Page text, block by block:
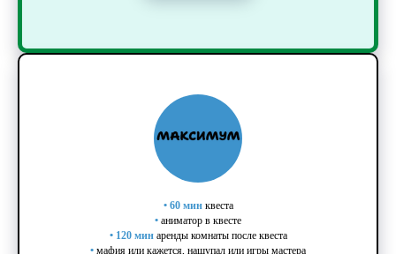
• 60 мин квеста
• аниматор в квесте
• 120 минаренды комнаты после квеста
• мафия или кажется, нащупал или игры мастера